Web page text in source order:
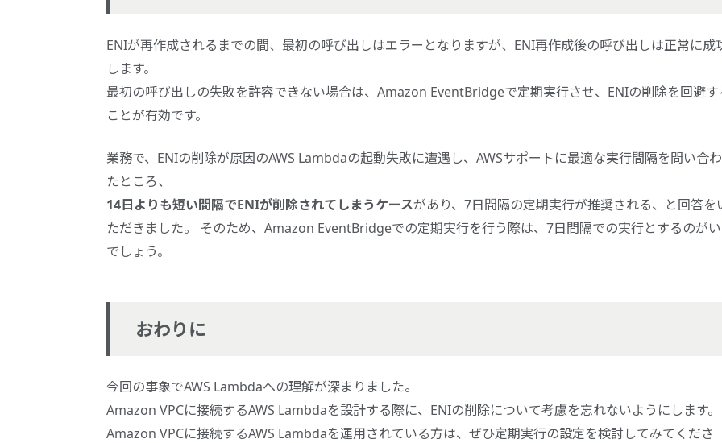
ENIが再作成されるまでの間、最初の呼び出しはエラーとなりますが、ENI再作成後の呼び出しは正常に成
します。
最初の呼び出しの失敗を許容できない場合は、Amazon EventBridgeで定期実行させ、ENIの削除を回避す
ことが有効です。
業務で、ENIの削除が原因のAWS Lambdaの起動失敗に遭遇し、AWSサポートに最適な実行間隔を問い合
たところ、
14日よりも短い間隔でENIが削除されてしまうケースがあり、7日間隔の定期実行が推奨される、と回答を
ただきました。 そのため、Amazon EventBridgeでの定期実行を行う際は、7日間隔での実行とするのが
でしょう。
おわりに
今回の事象でAWS Lambdaへの理解が深まりました。
Amazon VPCに接続するAWS Lambdaを設計する際に、ENIの削除について考慮を忘れないようにします。
Amazon VPCに接続するAWS Lambdaを運用されている方は、ぜひ定期実行の設定を検討してみてくださ